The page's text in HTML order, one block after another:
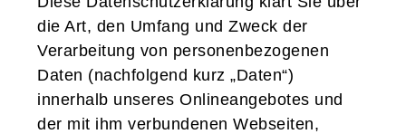
die Art, den Umfang und Zweck der
Verarbeitung von personenbezogenen
Daten (nachfolgend kurz „Daten“)
innerhalb unseres Onlineangebotes und
der mit ihm verbundenen Webseiten,